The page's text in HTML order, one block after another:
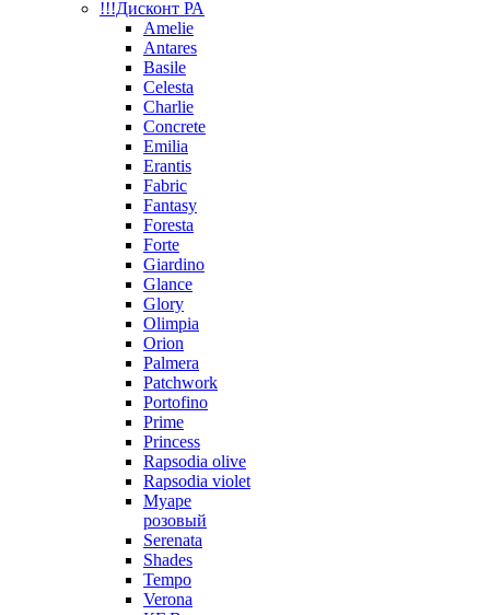
!!!Дисконт РА
Amelie
Antares
Basile
Celesta
Charlie
Concrete
Emilia
Erantis
Fabric
Fantasy
Foresta
Forte
Giardino
Glance
Glory
Olimpia
Orion
Palmera
Patchwork
Portofino
Prime
Princess
Rapsodia olive
Rapsodia violet
Муаре
розовый
Serenata
Shades
Tempo
Verona